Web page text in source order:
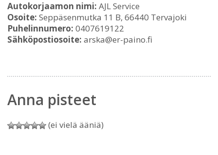
Autokorjaamon nimi: AJL Service
Osoite: Seppäsenmutka 11 B, 66440 Tervajoki
Puhelinnumero: 0407619122
Sähköpostiosoite: arska@er-paino.fi
Anna pisteet
(ei vielä ääniä)